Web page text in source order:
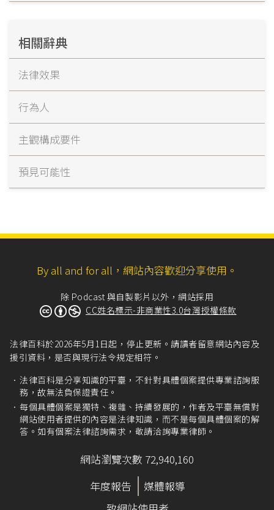
相關辭典
法律效果
行為人
主觀構成要件
預見可能性
By all and for all，網站內容歡迎分享使用。
除 Podcast 與自製影片以外，網站採用
CC姓名標示-非商業性3.0台灣授權條款
法律百科於2026年5月1日起，停止更新。請讀者留意網站內容及
援引資料，是否與現行法令規定相符。
法律百科是分享知識的平臺，不針對具體個案提供專業諮詢服
務，故無法負保證責任。
每個具體個案是獨特、複雜、持續發展的，作者及平臺無償對
網站使用者提供的內容是法律知識，而不是每個具體個案的解
答。如有個案法律諮詢需求，敬請洽詢專業律師。
網站瀏覽次數 72,940,160
年度報告
媒體報導